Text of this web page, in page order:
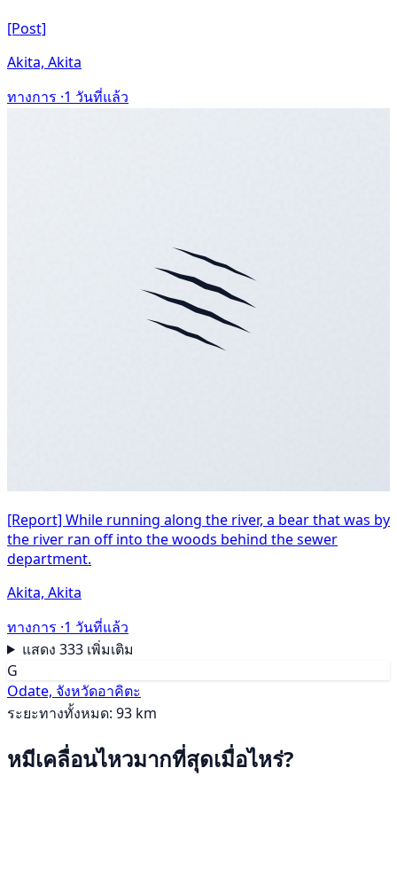
[Post]
Akita, Akita
ทางการ ·1 วันที่แล้ว
[Report] While running along the river, a bear that was by
the river ran off into the woods behind the sewer
department.
Akita, Akita
ทางการ ·1 วันที่แล้ว
แสดง 333 เพิ่มเติม
G
Odate, จังหวัดอาคิตะ
ระยะทางทั้งหมด: 93 km
หมีเคลื่อนไหวมากที่สุดเมื่อไหร่?